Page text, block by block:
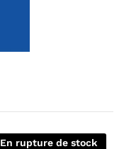
En rupture de stock